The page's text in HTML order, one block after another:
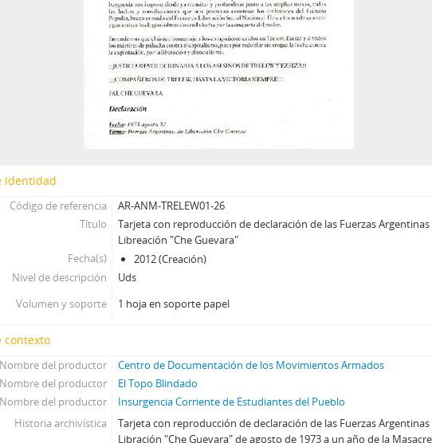
identidad
Código de referencia
AR-ANM-TRELEW01-26
Título
Tarjeta con reproducción de declaración de las Fuerzas Argentinas
Libreación "Che Guevara"
Fecha(s)
2012 (Creación)
Nivel de descripción
Uds
Volumen y soporte
1 hoja en soporte papel
contexto
Nombre del productor
Centro de Documentación de los Movimientos Armados
Nombre del productor
El Topo Blindado
Nombre del productor
Insurgencia Corriente de Estudiantes del Pueblo
Historia archivística
Tarjeta con reproducción de declaración de las Fuerzas Argentinas
Libración "Che Guevara" de agosto de 1973 a un año de la